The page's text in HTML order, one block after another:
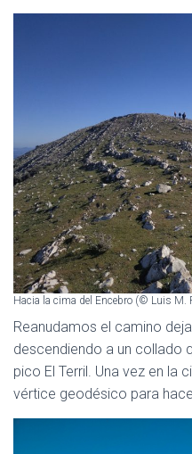
Hacia la cima del Encebro (© Luis M.
Reanudamos el camino
descendiendo a un collado
pico El Terril. Una vez en la
vértice geodésico para